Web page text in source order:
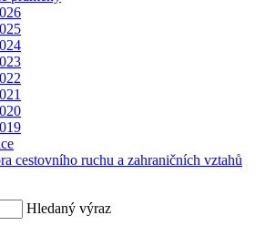
cestovního ruchu a zahraničních vztahů
Hledaný výraz